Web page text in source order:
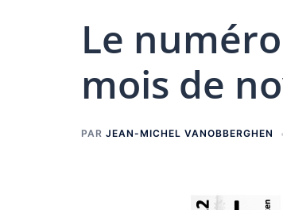
Le
mois de
PAR JEAN-MICHEL VANOBBERGHEN